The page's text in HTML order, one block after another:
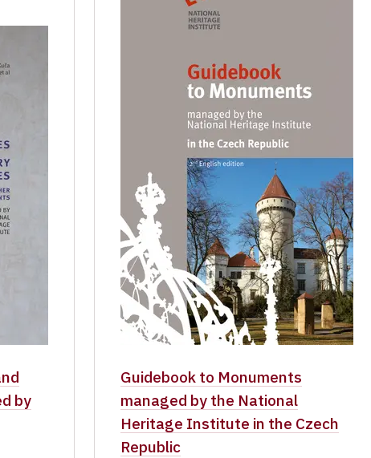
by
Guidebook to Monuments
managed by the National
Heritage Institute in the Czech
Republic